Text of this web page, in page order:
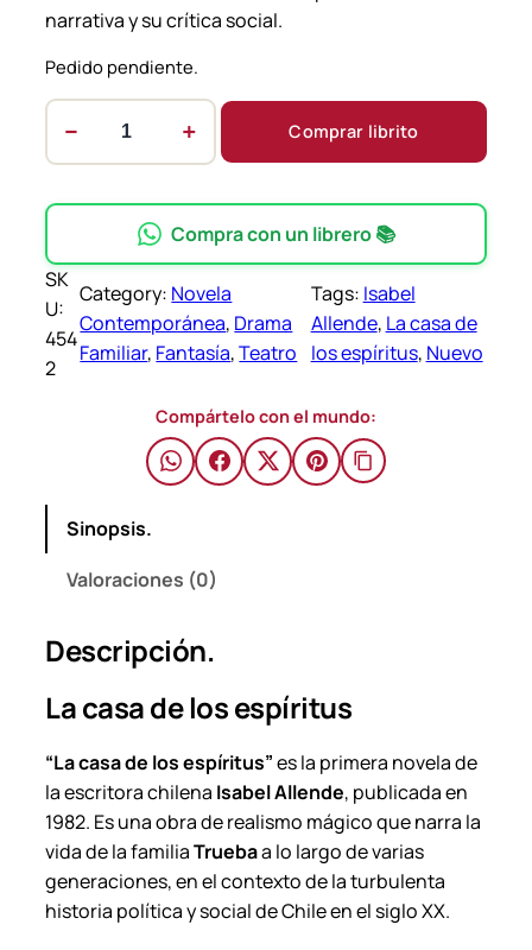
narrativa y su crítica social.
Pedido pendiente.
a
c
s
a
d
e
l
s
í
t
I
s
a
b
e
l
− + Comprar librito
Compra con un librero 📚
SK
U:
454
2
Category: Novela
Contemporánea, Drama
Familiar, Fantasía, Teatro
Tags: Isabel
Allende, La casa de
los espíritus, Nuevo
Compártelo con el mundo:
Sinopsis.
Valoraciones (0)
Descripción.
La casa de los espíritus
“La casa de los espíritus”es la primera novela de
la escritora chilena Isabel Allende, publicada en
1982. Es una obra de realismo mágico que narra la
vida de la familiaTruebaa lo largo de varias
generaciones, en el contexto de la turbulenta
historia política y social de Chile en el siglo XX.